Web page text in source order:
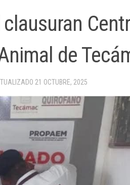
de
21 OCTUBRE, 2025